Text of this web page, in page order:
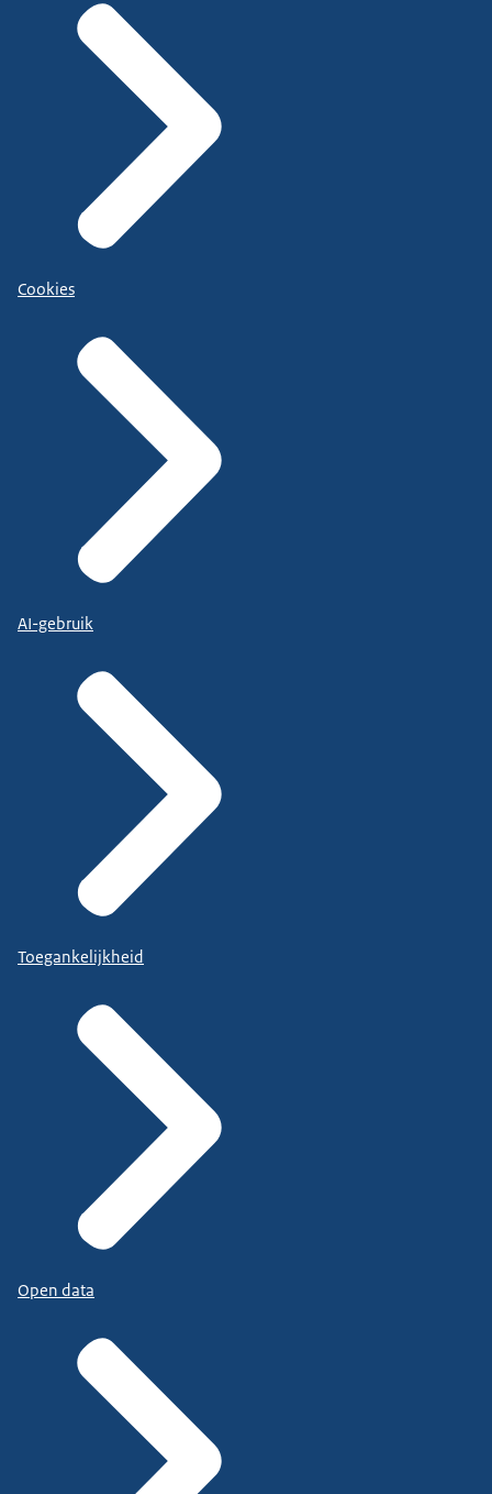
Cookies
AI-gebruik
Toegankelijkheid
Open data